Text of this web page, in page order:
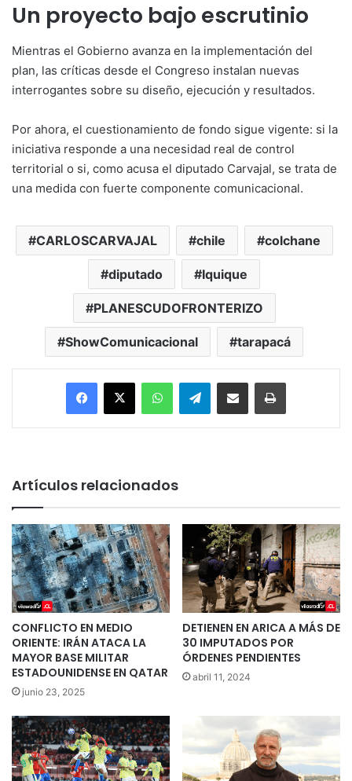
Un proyecto bajo escrutinio
Mientras el Gobierno avanza en la implementación del
plan, las críticas desde el Congreso instalan nuevas
interrogantes sobre su diseño, ejecución y resultados.
Por ahora, el cuestionamiento de fondo sigue vigente: si la
iniciativa responde a una necesidad real de control
territorial o si, como acusa el diputado Carvajal, se trata de
una medida con fuerte componente comunicacional.
CARLOSCARVAJAL chile colchane
diputado Iquique
PLANESCUDOFRONTERIZO
ShowComunicacional tarapacá
Facebook
X WhatsAppTelegramEnviar vía email Imprimir
Artículos relacionados
CONFLICTO EN MEDIO
ORIENTE: IRÁN ATACA LA
MAYOR BASE MILITAR
ESTADOUNIDENSE EN QATAR
junio 23, 2025
DETIENEN EN ARICA A MÁS DE
30 IMPUTADOS POR
ÓRDENES PENDIENTES
abril 11, 2024